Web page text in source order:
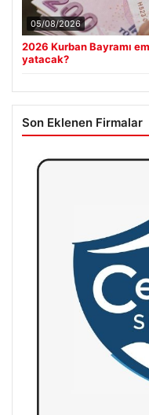
05/08/2026
2026 Kurban Bayramı
yatacak?
Son Eklenen Firmalar